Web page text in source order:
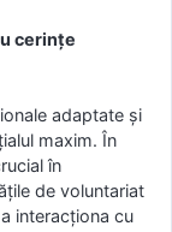
cerințe
adaptate și
maxim. În
în
de voluntariat
interacționa cu